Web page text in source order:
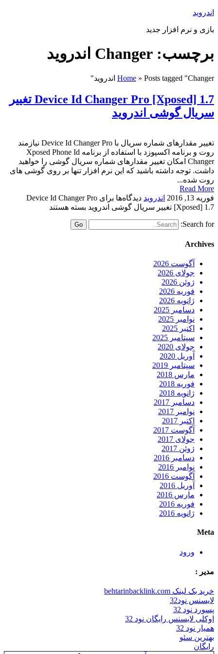
اندروید
بازی و نرم افزار جدید
برچسب: Changer اندروید
Home » Posts tagged "Changer اندروید"
Device Id Changer Pro [Xposed] 1.7 تغییر
سریال گوشی اندروید
تغییر مقدارهای شماره سریال با Device Id Changer Pro نیازمند
روت و برنامه اکسپوزد با استفاده از برنامه Xposed Phone Id
Changer امکان تغییر مقدارهای شماره سریال گوشی را خواهید
داشت. توجه داشته باشید که این نرم افزار تنها بر روی گوشی های
روت شده...
Read More
فوریه 13, 2016
اندروید دیدگاه‌ها
برای Device Id Changer Pro
[Xposed] 1.7 تغییر سریال گوشی اندروید
بسته هستند
Search for:
Archives
آگوست 2026
جولای 2026
ژوئن 2026
فوریه 2026
ژانویه 2026
دسامبر 2025
نوامبر 2025
اکتبر 2025
سپتامبر 2025
جولای 2020
آوریل 2020
سپتامبر 2019
مارس 2018
فوریه 2018
ژانویه 2018
دسامبر 2017
نوامبر 2017
اکتبر 2017
آگوست 2017
جولای 2017
ژوئن 2017
دسامبر 2016
نوامبر 2016
آگوست 2016
آوریل 2016
مارس 2016
فوریه 2016
ژانویه 2016
Meta
ورود
مدیر :
خرید بک لینک behtarinbacklink.com
لایسنس نود32
پسورد نود 32
اوکلی لایسنس رایگان نود 32
همیار نود 32
بهترین سئو
رایگان